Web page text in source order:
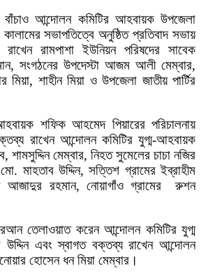
আন্দোলন কমিটির আহবায়ক উপজেলা
সভাপতিত্বে অনুষ্ঠিত প্রতিবাদ সভায়
রামপাশা ইউনিয়ন পরিষদের সাবেক
সংগঠনের উপদেস্টা আজম আলী মেম্বার,
শাহীন মিয়া ও উপজেলা জাতীয় পার্টির
শফিক আহমেদ পিয়ারের পরিচালনায়
রাখেন আন্দোলন কমিটির যুগ্ম-আহবায়ক
শামসুদ্দিন মেম্বার, নিহত সুমেলের চাচা নজির
মাহতাব উদ্দিন, সত্তিশ গ্রামের ইব্রাহীম
আজাদুর রহমান, নোয়াগাঁও গ্রামের রুশন
তেলাওয়াত করেন আন্দোলন কমিটির যুগ্ম
উদ্দিন এবং স্বাগত বক্তব্য রাখেন আন্দোলন
হোসেন ধন মিয়া মেম্বার।